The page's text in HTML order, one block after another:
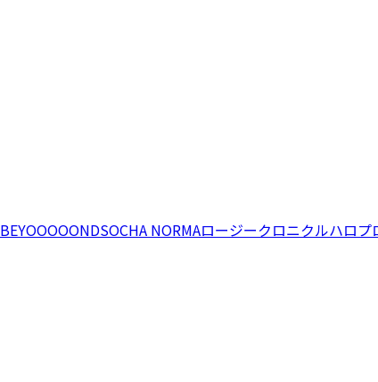
BEYOOOOONDSOCHA NORMAロージークロニクルハロプ